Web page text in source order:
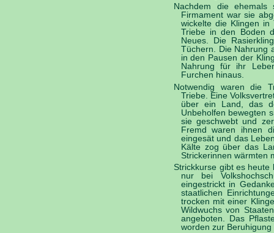
Nachdem die ehemals
Firmament war sie
wickelte die Klingen
Triebe in den Boden
Neues. Die
Tüchern. Die Nahrung
in den Pausen der
Nahrung für ihr
Furchen hinaus.
Notwendig waren die
Triebe. Eine
über ein Land, das
Unbeholfen bewegten
sie geschwebt und
Fremd waren ihnen
eingesät und das
Kälte zog über das
Strickerinnen wärmten
Strickkurse gibt es heute
nur bei
eingestrickt in
staatlichen
trocken mit einer
Wildwuchs von
angeboten. Das
worden zur